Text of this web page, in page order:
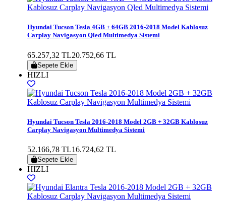
Hyundai Tucson Tesla 4GB + 64GB 2016-2018 Model Kablosuz
Carplay Navigasyon Qled Multimedya Sistemi
65.257,32 TL20.752,66 TL
Sepete Ekle
HIZLI
Hyundai Tucson Tesla 2016-2018 Model 2GB + 32GB Kablosuz
Carplay Navigasyon Multimedya Sistemi
52.166,78 TL16.724,62 TL
Sepete Ekle
HIZLI